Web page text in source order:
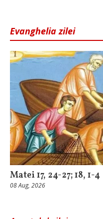
Evanghelia zilei
Matei 17, 24-27; 18, 1-4
08 Aug, 2026